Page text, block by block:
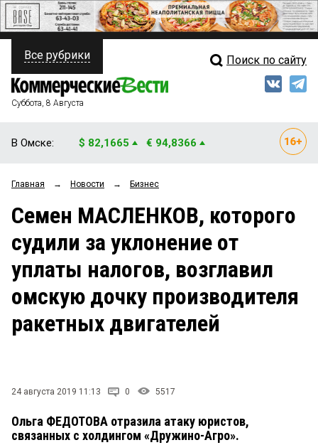
ПОЛИТИКА
ФИНАНСЫ
ОБЩЕСТВО
ЗАКОН
НОВОСТИ КОМПАНИЙ
СТИЛЬ ЖИЗНИ
Свежий выпуск
Рейтинги
Блоги
Архив
Все рубрики Поиск по сайту
Суббота, 8 Августа
В Омске: $ 82,1665 € 94,8366
Главная → Новости → Бизнес
Семен МАСЛЕНКОВ, которого
судили за уклонение от
уплаты налогов, возглавил
омскую дочку производителя
ракетных двигателей
24 августа 2019 11:13 0 5517
Ольга ФЕДОТОВА отразила атаку юристов,
связанных с холдингом «Дружино-Агро».